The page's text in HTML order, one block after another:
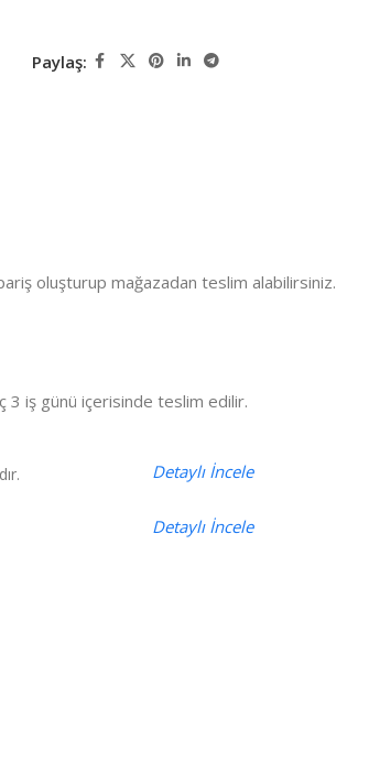
Paylaş:
oluşturup mağazadan teslim alabilirsiniz.
3 iş günü içerisinde teslim edilir.
Detaylı İncele
Detaylı İncele